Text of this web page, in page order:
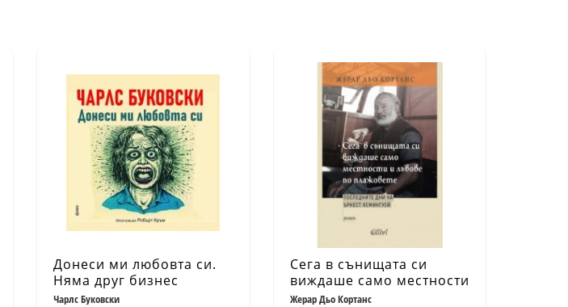
Донеси ми любовта си.
Няма друг бизнес
Чарлс Буковски
Сега в сънищата си
виждаше само местности
и лъвове по плажовете
Жерар Дьо Кортанс